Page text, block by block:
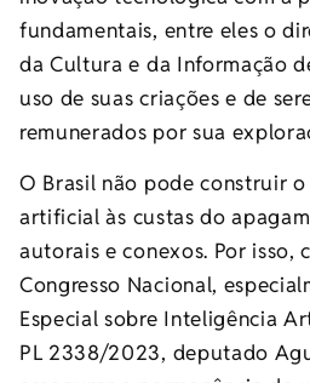
fundamentais, entre eles o
da Cultura e da Informação
uso de suas criações e de
remunerados por sua
O Brasil não pode construir
artificial às custas do
autorais e conexos. Por isso,
Congresso Nacional,
Especial sobre Inteligência
PL 2338/2023, deputado